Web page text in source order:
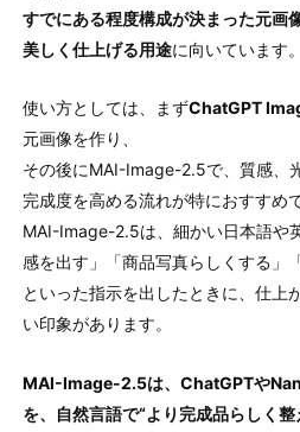
すでにある程度構成が決まった元画
美しく仕上げる用途に向いています。
使い方としては、まずChatGPT
元画像を作り、
その後にMAI-Image-2.5で、質感、
完成度を高める流れが特におすすめで
MAI-Image-2.5は、細かい日本語や
感を出す」「商品写真らしくする」
といった指示を出したときに、仕上
い印象があります。
MAI-Image-2.5は、ChatGPTや
を、自然言語で“より完成品らしく整